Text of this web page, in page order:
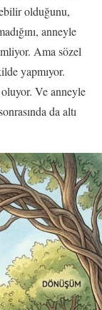
olduğunu,
anneyle
Ama sözel
yapmıyor.
Ve anneyle
da altı